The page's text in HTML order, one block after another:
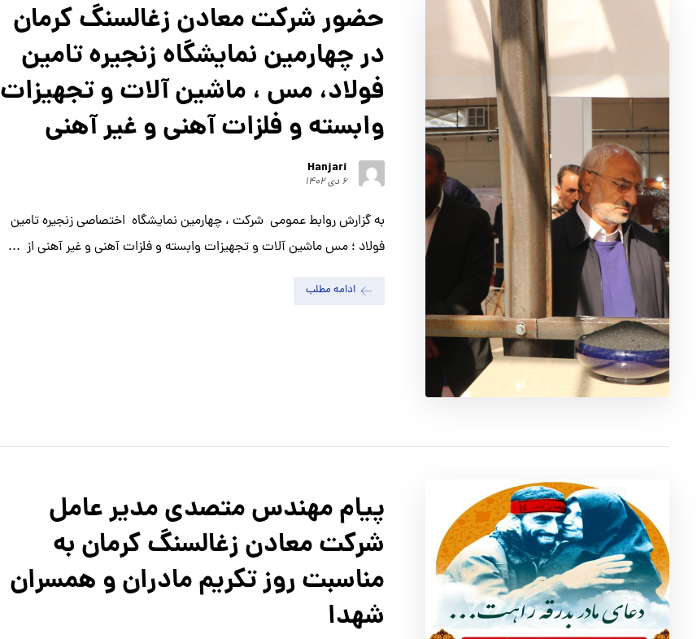
حضور شرکت معادن زغالسنگ کرمان
در چهارمین نمایشگاه زنجیره تامین
فولاد، مس ، ماشین آلات و تجهیزات
وابسته و فلزات آهنی و غیر آهنی
Hanjari
۶ دی ۱۴۰۲
به گزارش روابط عمومی شرکت ، چهارمین نمایشگاه اختصاصی زنجیره تامین
فولاد ؛ مس ماشین آلات و تجهیزات وابسته و فلزات آهنی و غیر آهنی از ...
ادامه مطلب
پیام مهندس متصدی مدیر عامل
شرکت معادن زغالسنگ کرمان به
مناسبت روز تکریم مادران و همسران
شهدا